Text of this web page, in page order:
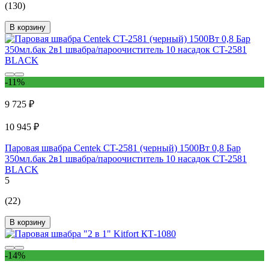
(130)
В корзину
-11%
9 725 ₽
10 945 ₽
Паровая швабра Centek CT-2581 (черный) 1500Вт 0,8 Бар
350мл.бак 2в1 швабра/пароочиститель 10 насадок CT-2581
BLACK
5
(22)
В корзину
-14%